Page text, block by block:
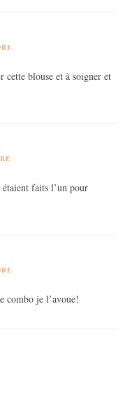
cette blouse et à soigner et
faits l’un pour
combo je l’avoue!